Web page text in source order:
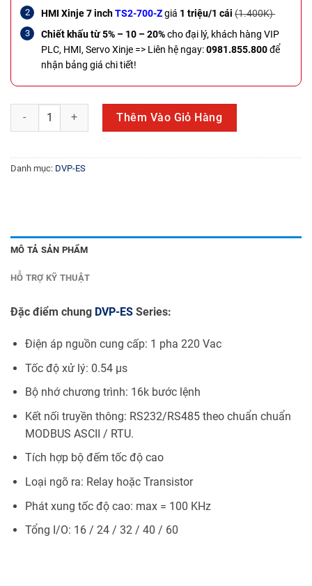
HMI Xinje 7 inchTS2-700-Zgiá 1 triệu/1 cái(1.400K)
Chiết khấu từ 5% – 10 – 20%cho đại lý, khách hàng VIP
PLC, HMI, Servo Xinje => Liên hệ ngay:0981.855.800để
nhận bảng giá chi tiết!
PLC Delta DVP60ES00T2 số lượngThêm Vào Giỏ Hàng
Danh mục: DVP-ES
MÔ TẢ SẢN PHẨM
HỖ TRỢ KỸ THUẬT
Đặc điểm chung DVP-ES Series:
Điện áp nguồn cung cấp: 1 pha 220 Vac
Tốc độ xử lý: 0.54 µs
Bộ nhớ chương trình: 16k bước lệnh
Kết nối truyền thông: RS232/RS485 theo chuẩn chuẩn
MODBUS ASCII / RTU.
Tích hợp bộ đếm tốc độ cao
Loại ngõ ra: Relay hoặc Transistor
Phát xung tốc độ cao: max = 100 KHz
Tổng I/O: 16 / 24 / 32 / 40 / 60